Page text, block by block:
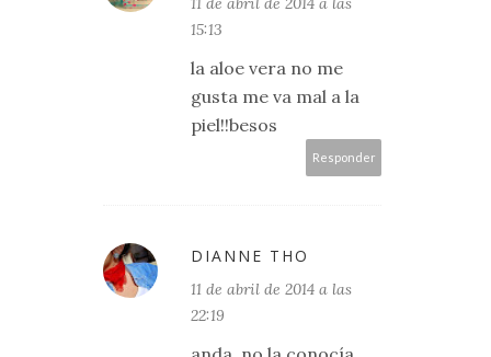
15:13
la aloe vera no me
gusta me va mal a la
piel!!besos
Responder
DIANNE THO
11 de abril de 2014 a las
22:19